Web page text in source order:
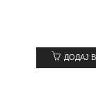
ДОДАЈ